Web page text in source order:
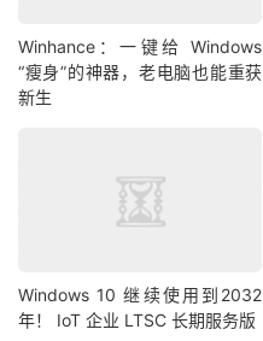
Winhance：一键给 Windows
“瘦身”的神器，老电脑也能重获
新生
Windows 10 继续使用到2032
年！ IoT 企业 LTSC 长期服务版